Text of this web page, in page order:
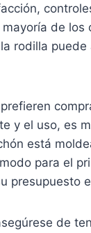
de los
rodilla
y el uso, es
está
para el
presupuesto
de